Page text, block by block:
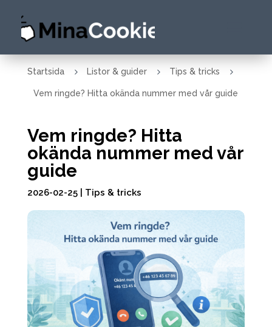
Startsida 5 Listor & guider 5 Tips & tricks 5
Vem ringde? Hitta okända nummer med vår guide
Vem ringde? Hitta
okända nummer med vår
guide
2026-02-25| Tips & tricks